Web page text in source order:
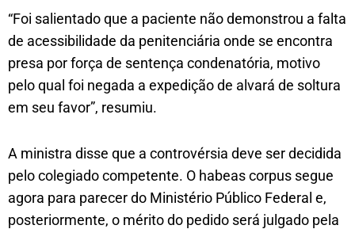
“Foi salientado que a paciente não demonstrou a falta
de acessibilidade da penitenciária onde se encontra
presa por força de sentença condenatória, motivo
pelo qual foi negada a expedição de alvará de soltura
em seu favor”, resumiu.
A ministra disse que a controvérsia deve ser decidida
pelo colegiado competente. O habeas corpus segue
agora para parecer do Ministério Público Federal e,
posteriormente, o mérito do pedido será julgado pela